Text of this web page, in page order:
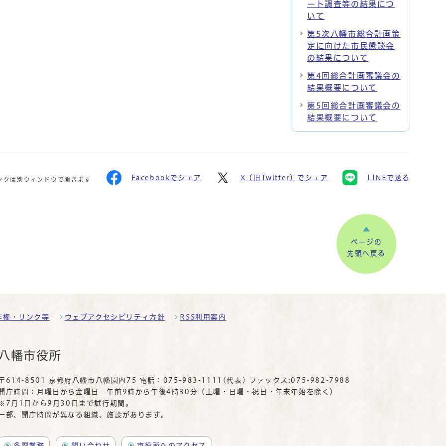
ート調査等の結果につ
いて
第5次八幡市総合計画策
定に向けた市民懇談会
の結果について
第4回総合計画審議会の
結果概要について
第5回総合計画審議会の
結果概要について
クは別ウィンドウで開きます Facebookでシェア X（旧Twitter）でシェア LINEで送る
ページの
先頭へ戻る
権・リンク等 ウェブアクセシビリティ方針 RSS利用案内
幡市役所
614-8501 京都府八幡市八幡園内75 電話： 075-983-1111
(代表) ファックス:075-982-7988
庁時間：月曜日から金曜日 午前9時から午後4時30分（土曜・日曜・祝日・年末年始を除く）
月1日から9月30日まで試行期間。
部、開庁時間が異なる組織、施設があります。